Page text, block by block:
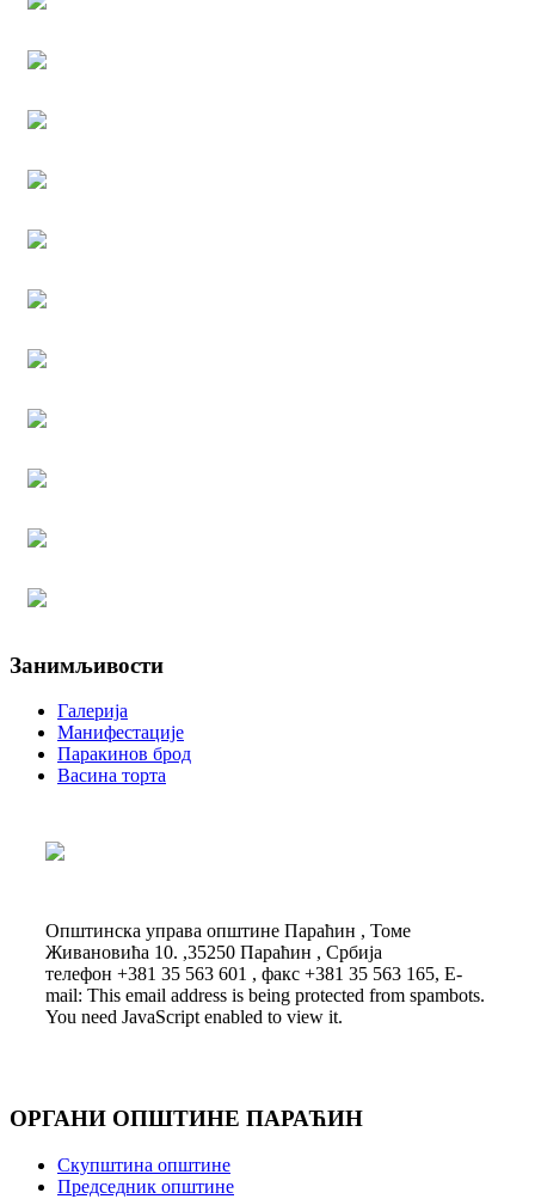
Занимљивости
Галерија
Манифестације
Паракинов брод
Васина торта
Општинска управа општине Параћин , Томе
Живановића 10. ,35250 Параћин , Србија
телефон +381 35 563 601 , факс +381 35 563 165, E-
mail: This email address is being protected from spambots.
You need JavaScript enabled to view it.
ОРГАНИ ОПШТИНЕ ПАРАЋИН
Скупштина општине
Председник општине